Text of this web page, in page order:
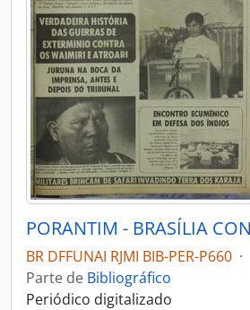
BR DFFUNAI RJMI BIB-PER-P660 ·
Parte de Bibliográfico
Periódico digitalizado